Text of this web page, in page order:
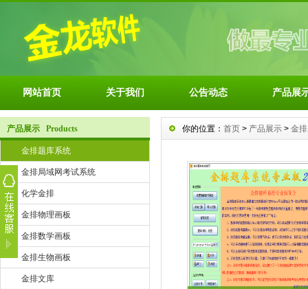
网站首页 关于我们 公告动态 产品展
产品展示 Products
金排题库系统
金排局域网考试系统
化学金排
金排物理画板
金排数学画板
金排生物画板
金排文库
你的位置： 首页 > 产品展示 > 金